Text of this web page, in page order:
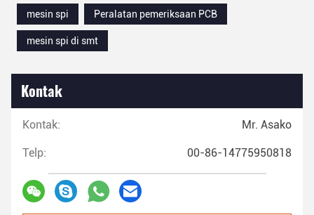
mesin spi
Peralatan pemeriksaan PCB
mesin spi di smt
Kontak
Kontak: Mr. Asako
Telp: 00-86-14775950818